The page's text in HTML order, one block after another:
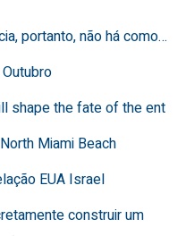
portanto, não há como…
shape the fate of the ent
Miami Beach
EUA Israel
construir um